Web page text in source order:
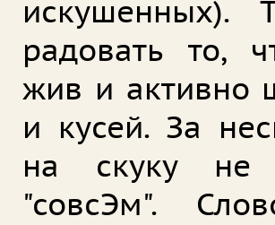
радовать то,
жив и активно
и кусей. За
на скуку не
"совсЭм".